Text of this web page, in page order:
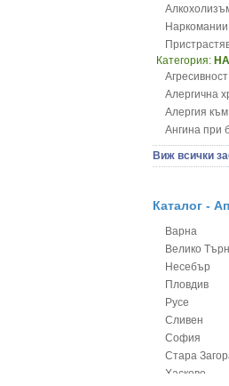
Наркомании
Категория:
Агресивност
Алергична
Алергия
Ангина при
Анемия при
Апетит -
Бронхит и
Варицела
Висока
Възпаление
Глисти
Грижа за
Грип при
Гърч
Виж всички
Каталог -
Варна
Велико
Несебър
Пловдив
Русе
Сливен
София
Стара
Хасково